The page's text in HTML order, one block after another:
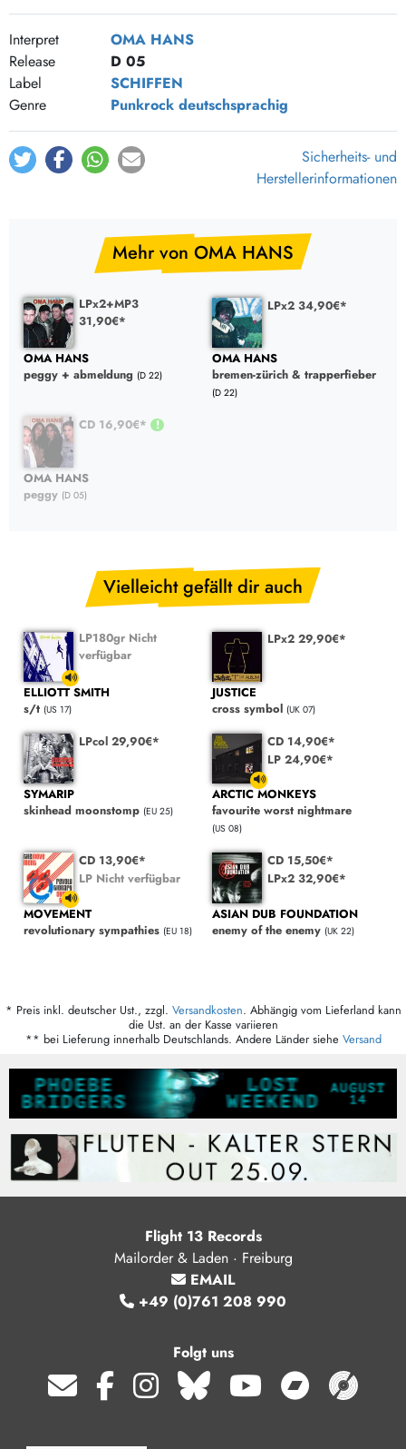
Interpret
OMA HANS
Release
D 05
Label
SCHIFFEN
Genre
Punkrock deutschsprachig
Sicherheits- und
Herstellerinformationen
Mehr von OMA HANS
LPx2+MP3
31,90€*
OMA HANS
peggy + abmeldung (D 22)
LPx2 34,90€*
OMA HANS
bremen-zürich & trapperfieber
(D 22)
CD 16,90€*
OMA HANS
peggy (D 05)
Vielleicht gefällt dir auch
LP180gr Nicht
verfügbar
ELLIOTT SMITH
s/t (US 17)
LPx2 29,90€*
JUSTICE
cross symbol (UK 07)
LPcol 29,90€*
SYMARIP
skinhead moonstomp (EU 25)
CD 14,90€*
LP 24,90€*
ARCTIC MONKEYS
favourite worst nightmare
(US 08)
CD 13,90€*
LP Nicht verfügbar
MOVEMENT
revolutionary sympathies (EU 18)
CD 15,50€*
LPx2 32,90€*
ASIAN DUB FOUNDATION
enemy of the enemy (UK 22)
* Preis inkl. deutscher Ust., zzgl. Versandkosten. Abhängig vom Lieferland kann
die Ust. an der Kasse variieren
** bei Lieferung innerhalb Deutschlands. Andere Länder siehe Versand
Flight 13 Records
Mailorder & Laden · Freiburg
EMAIL
+49 (0)761 208 990
Folgt uns